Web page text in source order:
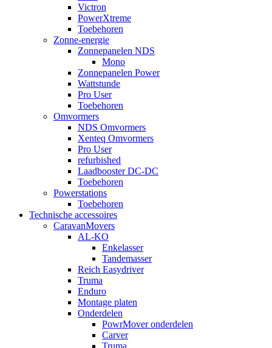
Victron
PowerXtreme
Toebehoren
Zonne-energie
Zonnepanelen NDS
Mono
Zonnepanelen Power
Wattstunde
Pro User
Toebehoren
Omvormers
NDS Omvormers
Xenteq Omvormers
Pro User
refurbished
Laadbooster DC-DC
Toebehoren
Powerstations
Toebehoren
Technische accessoires
CaravanMovers
AL-KO
Enkelasser
Tandemasser
Reich Easydriver
Truma
Enduro
Montage platen
Onderdelen
PowrMover onderdelen
Carver
Truma